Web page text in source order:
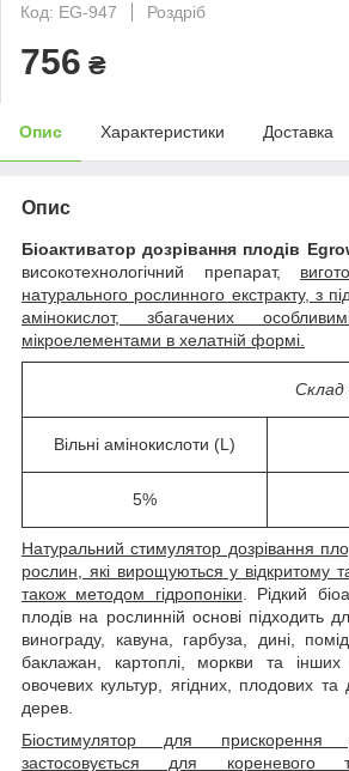
Код: EG-947
Роздріб
756 ₴
Опис Характеристики Доставка
Опис
Біоактиватор дозрівання плодів
високотехнологічний препарат,
натурального рослинного екстракту, з
амінокислот, збагачених
мікроелементами в хелатній формі.
Склад
Вільні амінокислоти (L)
5%
Натуральний стимулятор дозрівання
рослин, які вирощуються у відкритому
також методом гідропоніки . Рідкий
плодів на рослинній основі підходить
винограду, кавуна, гарбуза, дині,
баклажан, картоплі, моркви та інших
овочевих культур, ягідних, плодових та
дерев.
Біостимулятор для прискорення
застосовується для кореневого